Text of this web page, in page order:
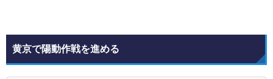
黄京で陽動作戦を進める